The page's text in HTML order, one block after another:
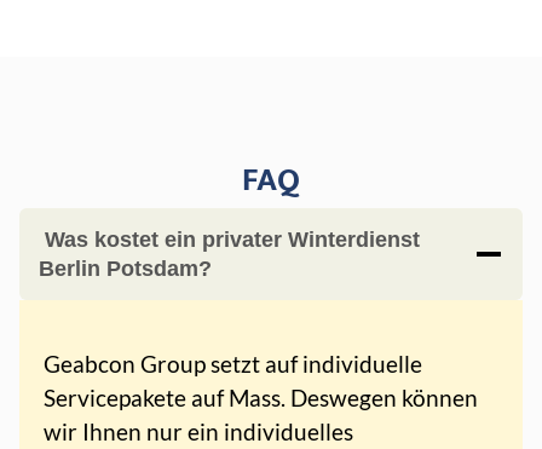
FAQ
Was kostet ein privater Winterdienst
Berlin Potsdam?
Geabcon Group setzt auf individuelle
Servicepakete auf Mass. Deswegen können
wir Ihnen nur ein individuelles